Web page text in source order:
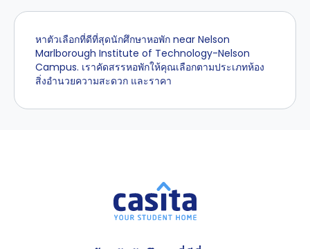
หาตัวเลือกที่ดีที่สุดนักศึกษาหอพัก near Nelson
Marlborough Institute of Technology-Nelson
Campus. เราคัดสรรหอพักให้คุณเลือกตามประเภทห้อง
สิ่งอำนวยความสะดวก และราคา